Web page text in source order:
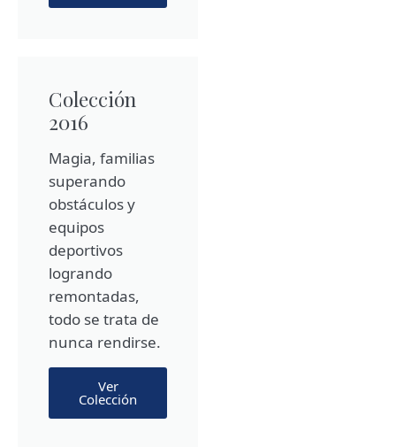
Colección
2016
Magia, familias
superando
obstáculos y
equipos
deportivos
logrando
remontadas,
todo se trata de
nunca rendirse.
Ver
Colección